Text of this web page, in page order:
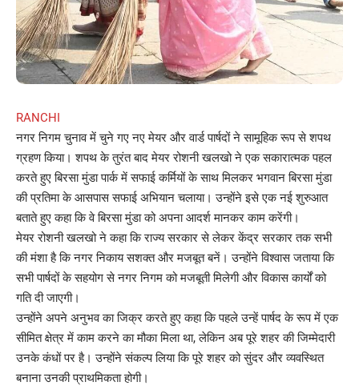
RANCHI
नगर निगम चुनाव में चुने गए नए मेयर और वार्ड पार्षदों ने सामूहिक रूप से शपथ
ग्रहण किया। शपथ के तुरंत बाद मेयर रोशनी खलखो ने एक सकारात्मक पहल
करते हुए बिरसा मुंडा पार्क में सफाई कर्मियों के साथ मिलकर भगवान बिरसा मुंडा
की प्रतिमा के आसपास सफाई अभियान चलाया। उन्होंने इसे एक नई शुरुआत
बताते हुए कहा कि वे बिरसा मुंडा को अपना आदर्श मानकर काम करेंगी।
मेयर रोशनी खलखो ने कहा कि राज्य सरकार से लेकर केंद्र सरकार तक सभी
की मंशा है कि नगर निकाय सशक्त और मजबूत बनें। उन्होंने विश्वास जताया कि
सभी पार्षदों के सहयोग से नगर निगम को मजबूती मिलेगी और विकास कार्यों को
गति दी जाएगी।
उन्होंने अपने अनुभव का जिक्र करते हुए कहा कि पहले उन्हें पार्षद के रूप में एक
सीमित क्षेत्र में काम करने का मौका मिला था, लेकिन अब पूरे शहर की जिम्मेदारी
उनके कंधों पर है। उन्होंने संकल्प लिया कि पूरे शहर को सुंदर और व्यवस्थित
बनाना उनकी प्राथमिकता होगी।